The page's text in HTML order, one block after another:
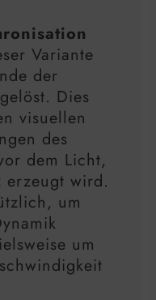
Variante
der
Dies
visuellen
des
dem Licht,
erzeugt wird.
um
um